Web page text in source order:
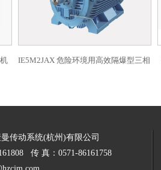
IE5M2JAX 危险环境用高效隔爆型三相
传动系统(杭州)有限公司
传 真：0571-86161758